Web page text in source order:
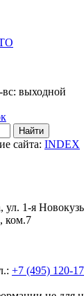
вс: выходной
Найти
сайта: INDEX
ул. 1-я
ком.7
+7 (495) 120-